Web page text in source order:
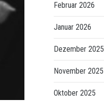
Februar 2026
Januar 2026
Dezember 2025
November 2025
Oktober 2025